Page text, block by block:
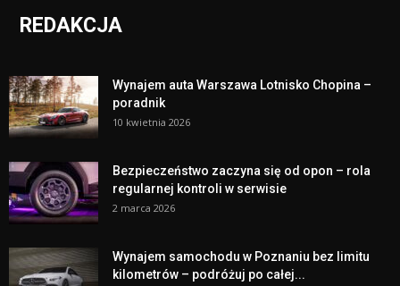
REDAKCJA
Wynajem auta Warszawa Lotnisko Chopina –
poradnik
10 kwietnia 2026
Bezpieczeństwo zaczyna się od opon – rola
regularnej kontroli w serwisie
2 marca 2026
Wynajem samochodu w Poznaniu bez limitu
kilometrów – podróżuj po całej...